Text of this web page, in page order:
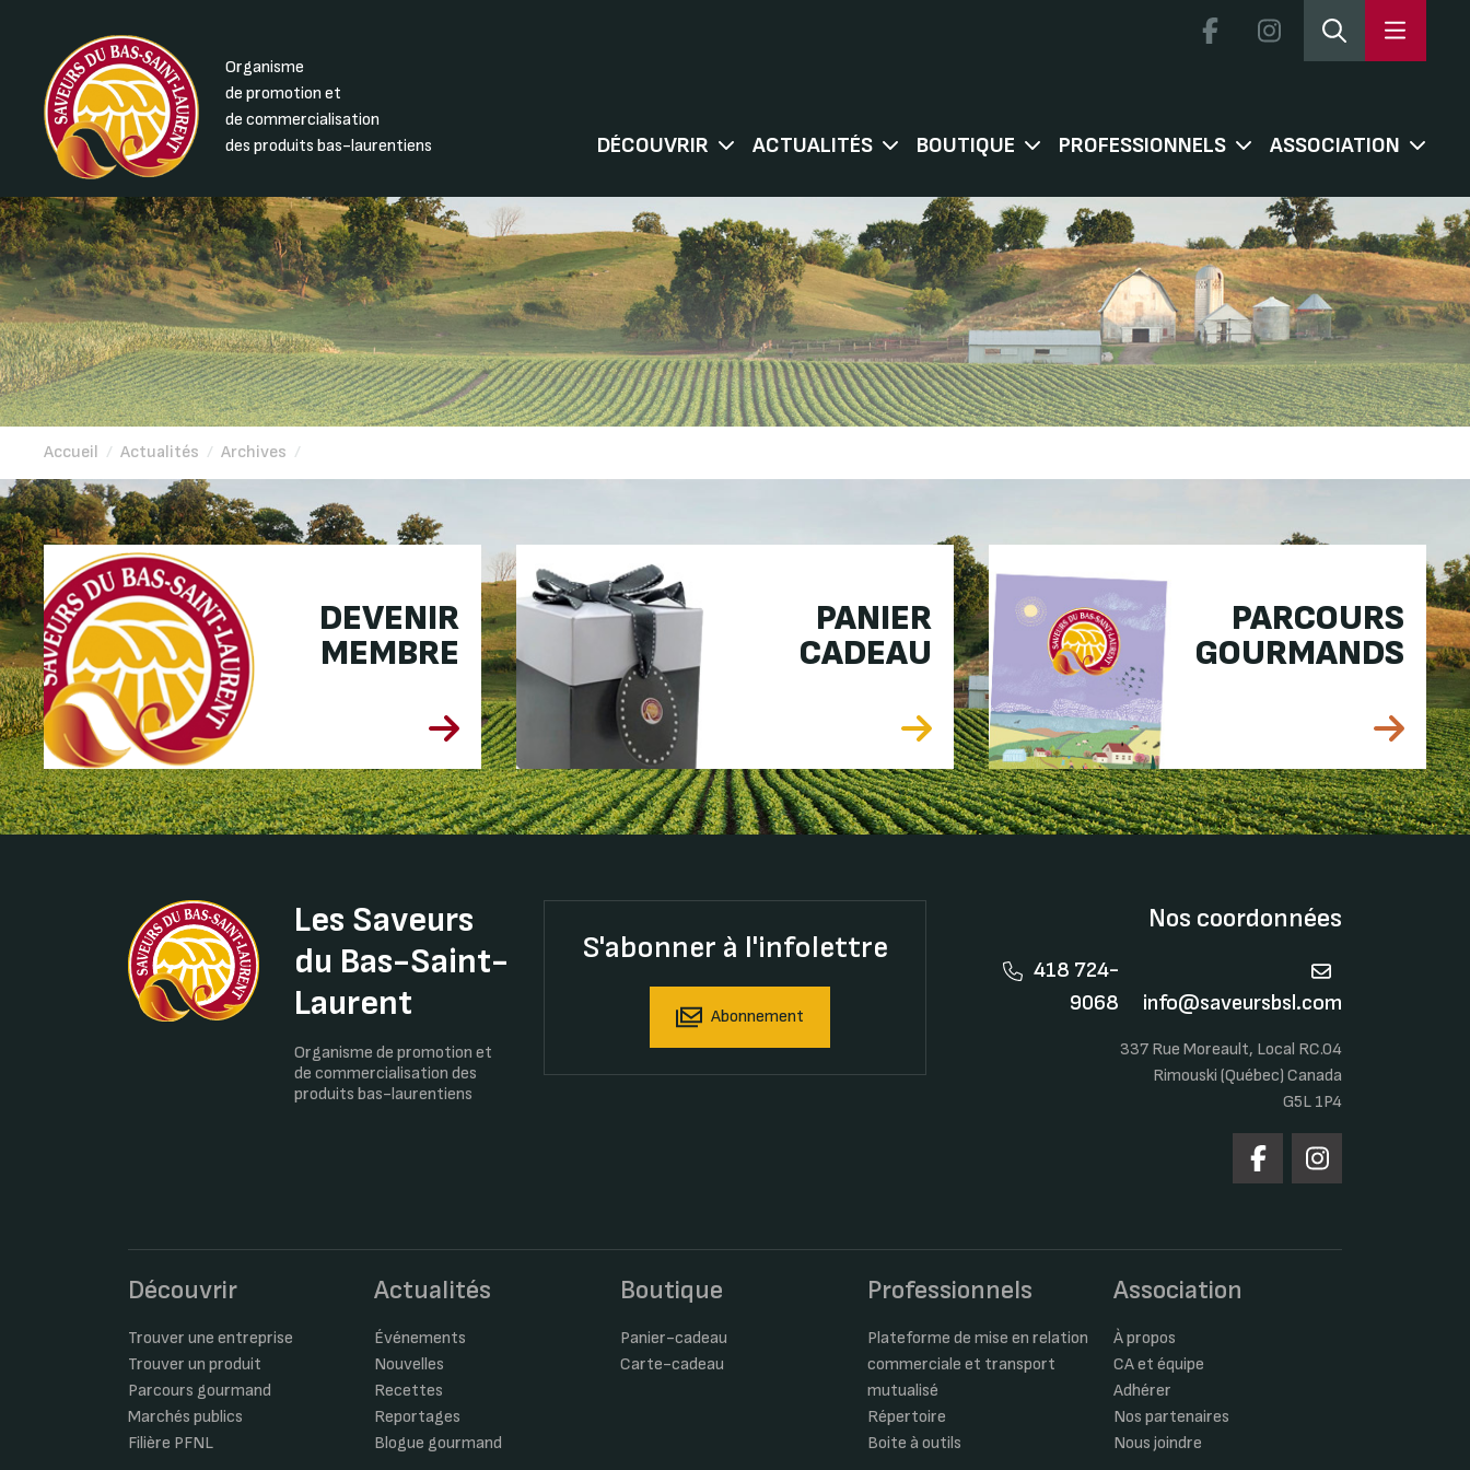
Organisme
de promotion et
de commercialisation
des produits bas-laurentiens
DÉCOUVRIR ACTUALITÉS BOUTIQUE PROFESSIONNELS ASSOCIATION
Accueil / Actualités / Archives /
DEVENIR
MEMBRE
PANIER
CADEAU
PARCOURS
GOURMANDS
Les Saveurs
du Bas-Saint-
Laurent
Organisme de promotion et
de commercialisation des
produits bas-laurentiens
S'abonner à l'infolettre
Abonnement
Nos coordonnées
418 724-
9068
info@saveursbsl.com
337 Rue Moreault, Local RC.04
Rimouski (Québec) Canada
G5L 1P4
Découvrir
Trouver une entreprise
Trouver un produit
Parcours gourmand
Marchés publics
Filière PFNL
Actualités
Événements
Nouvelles
Recettes
Reportages
Blogue gourmand
Boutique
Panier-cadeau
Carte-cadeau
Professionnels
Plateforme de mise en relation
commerciale et transport
mutualisé
Répertoire
Boite à outils
Association
À propos
CA et équipe
Adhérer
Nos partenaires
Nous joindre